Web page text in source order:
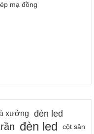
mạ đồng
xưởng
đèn led
đèn led
cột sân